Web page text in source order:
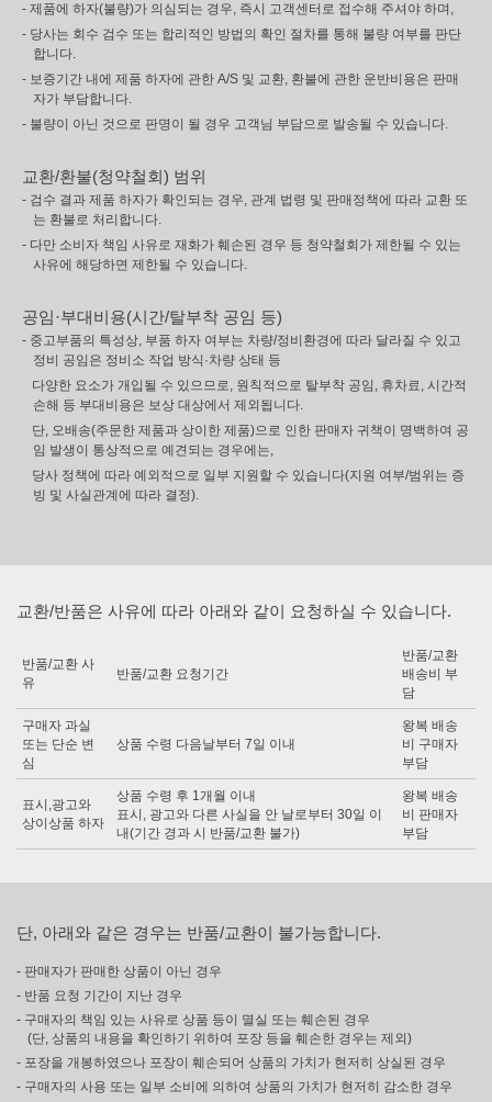
- 제품에 하자(불량)가 의심되는 경우, 즉시 고객센터로 접수해 주셔야 하며,
- 당사는 회수 검수 또는 합리적인 방법의 확인 절차를 통해 불량 여부를 판단
합니다.
- 보증기간 내에 제품 하자에 관한 A/S 및 교환, 환불에 관한 운반비용은 판매
자가 부담합니다.
- 불량이 아닌 것으로 판명이 될 경우 고객님 부담으로 발송될 수 있습니다.
교환/환불(청약철회) 범위
- 검수 결과 제품 하자가 확인되는 경우, 관계 법령 및 판매정책에 따라 교환 또
는 환불로 처리합니다.
- 다만 소비자 책임 사유로 재화가 훼손된 경우 등 청약철회가 제한될 수 있는
사유에 해당하면 제한될 수 있습니다.
공임·부대비용(시간/탈부착 공임 등)
- 중고부품의 특성상, 부품 하자 여부는 차량/정비환경에 따라 달라질 수 있고
정비 공임은 정비소 작업 방식·차량 상태 등
다양한 요소가 개입될 수 있으므로, 원칙적으로 탈부착 공임, 휴차료, 시간적
손해 등 부대비용은 보상 대상에서 제외됩니다.
단, 오배송(주문한 제품과 상이한 제품)으로 인한 판매자 귀책이 명백하여 공
임 발생이 통상적으로 예견되는 경우에는,
당사 정책에 따라 예외적으로 일부 지원할 수 있습니다(지원 여부/범위는 증
빙 및 사실관계에 따라 결정).
교환/반품은 사유에 따라 아래와 같이 요청하실 수 있습니다.
반품/교환 사
유
반품/교환 요청기간
반품/교환
배송비 부
담
구매자 과실
또는 단순 변
심
상품 수령 다음날부터 7일 이내
왕복 배송
비 구매자
부담
표시,광고와
상이상품 하자
상품 수령 후 1개월 이내
표시, 광고와 다른 사실을 안 날로부터 30일 이
내(기간 경과 시 반품/교환 불가)
왕복 배송
비 판매자
부담
단, 아래와 같은 경우는 반품/교환이 불가능합니다.
- 판매자가 판매한 상품이 아닌 경우
- 반품 요청 기간이 지난 경우
- 구매자의 책임 있는 사유로 상품 등이 멸실 또는 훼손된 경우
(단, 상품의 내용을 확인하기 위하여 포장 등을 훼손한 경우는 제외)
- 포장을 개봉하였으나 포장이 훼손되어 상품의 가치가 현저히 상실된 경우
- 구매자의 사용 또는 일부 소비에 의하여 상품의 가치가 현저히 감소한 경우